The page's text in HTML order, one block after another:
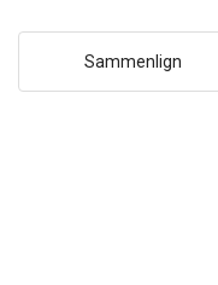
Sammenlign